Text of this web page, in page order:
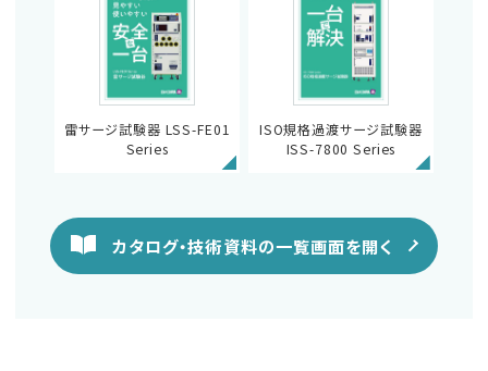
雷サージ試験器 LSS-FE01
Series
ISO規格過渡サージ試験器
ISS-7800 Series
カタログ・技術資料の一覧画面を開く